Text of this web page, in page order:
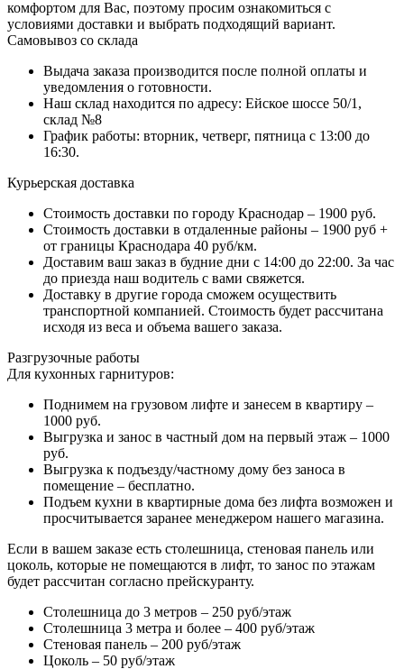
комфортом для Вас, поэтому просим ознакомиться с
условиями доставки и выбрать подходящий вариант.
Самовывоз со склада
Выдача заказа производится после полной оплаты и
уведомления о готовности.
Наш склад находится по адресу: Ейское шоссе 50/1,
склад №8
График работы: вторник, четверг, пятница с 13:00 до
16:30.
Курьерская доставка
Стоимость доставки по городу Краснодар – 1900 руб.
Стоимость доставки в отдаленные районы – 1900 руб +
от границы Краснодара 40 руб/км.
Доставим ваш заказ в будние дни с 14:00 до 22:00. За час
до приезда наш водитель с вами свяжется.
Доставку в другие города сможем осуществить
транспортной компанией. Стоимость будет рассчитана
исходя из веса и объема вашего заказа.
Разгрузочные работы
Для кухонных гарнитуров:
Поднимем на грузовом лифте и занесем в квартиру –
1000 руб.
Выгрузка и занос в частный дом на первый этаж – 1000
руб.
Выгрузка к подъезду/частному дому без заноса в
помещение – бесплатно.
Подъем кухни в квартирные дома без лифта возможен и
просчитывается заранее менеджером нашего магазина.
Если в вашем заказе есть столешница, стеновая панель или
цоколь, которые не помещаются в лифт, то занос по этажам
будет рассчитан согласно прейскуранту.
Столешница до 3 метров – 250 руб/этаж
Столешница 3 метра и более – 400 руб/этаж
Стеновая панель – 200 руб/этаж
Цоколь – 50 руб/этаж